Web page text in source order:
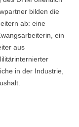
bilden die
ab: eine
ein
aus
in der Industrie,